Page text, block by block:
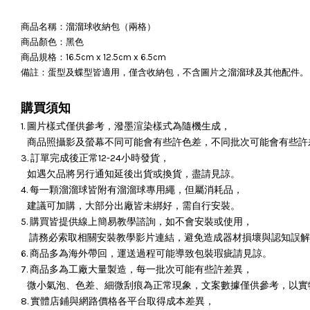
商品名稱：溜溜球收納包（兩格）
商品顏色：黑色
商品規格：16.5cm x 12.5cm x 6.5cm
備註：蛋型及蝶型皆適用，僅含收納包，不含圖片之溜溜球及其他配件。
購買須知
1. 圖片樣式僅供參考，潑墨渲染樣式為隨機生成，
商品照攝影及螢幕不同可能會有些許色差，不同批次可能會有些許
3. 訂單完成後正常12-24小時發貨，
如遇欠品將另行通知延後出貨或換貨，盡請見諒。
4. 每一顆溜溜球皆附有溜溜球專用繩，但屬消耗品，
建議可加購，大部分出廠皆未綁好，需自行安裝。
5. 購買皆提供線上簡易教學諮詢，如不會安裝或使用，
請務必索取相關安裝教學影片連結，避免造成器材損壞與認知誤解
6. 商品多為海外帶回，運送過程可能導致包裝瑕疵請見諒。
7. 商品多為工廠大量製造，每一批次可能有些許差異，
微小氣泡、色差、細微刮痕為正常現象，文案數據僅供參考，以實
8. 實體店鋪與網路價格各平台取得成本差異，